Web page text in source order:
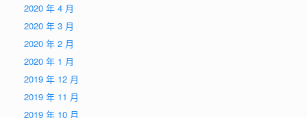
2020 年 4 月
2020 年 3 月
2020 年 2 月
2020 年 1 月
2019 年 12 月
2019 年 11 月
2019 年 10 月